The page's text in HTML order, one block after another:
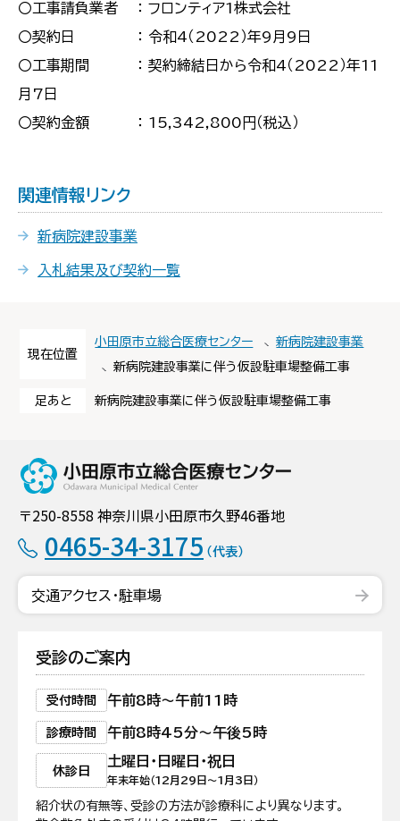
現在位置
小田原市立総合医療センター
新病院建設事業
新病院建設事業に伴う仮設駐車場整備工事
足あと 新病院建設事業に伴う仮設駐車場整備工事
〇工事請負業者 ： フロンティア1株式会社
〇契約日 ： 令和4（2022）年9月9日
〇工事期間 ： 契約締結日から令和4（2022）年11
月7日
〇契約金額 ： 15,342,800円（税込）
関連情報リンク
新病院建設事業
入札結果及び契約一覧
〒250-8558 神奈川県小田原市久野46番地
0465-34-3175 （代表）
交通アクセス・駐車場
受診のご案内
受付時間 午前8時〜午前11時
診療時間 午前8時45分〜午後5時
休診日
土曜日・日曜日・祝日
年末年始（12月29日〜1月3日）
紹介状の有無等、受診の方法が診療科により異なります。